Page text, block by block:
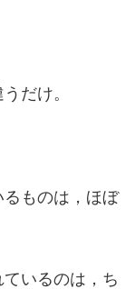
だけ。
ものは，ほぼ
いるのは，ち